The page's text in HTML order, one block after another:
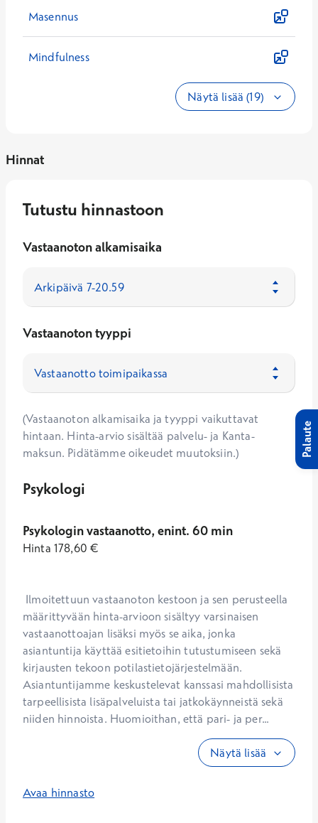
Masennus
Mindfulness
Näytä lisää (19)
Hinnat
Tutustu hinnastoon
Vastaanoton alkamisaika
Vastaanoton tyyppi
(Vastaanoton alkamisaika ja tyyppi vaikuttavat
hintaan. Hinta-arvio sisältää palvelu- ja Kanta-
maksun. Pidätämme oikeudet muutoksiin.)
Psykologi
Psykologin vastaanotto, enint. 60 min
Hinta 178,60 €
määrittyvään hinta-arvioon sisältyy varsinaisen
vastaanottoajan lisäksi myös se aika, jonka
asiantuntija käyttää esitietoihin tutustumiseen sekä
kirjausten tekoon potilastietojärjestelmään.
Asiantuntijamme keskustelevat kanssasi mahdollisista
tarpeellisista lisäpalveluista tai jatkokäynneistä sekä
niiden hinnoista. Huomioithan, että pari- ja per...
Näytä lisää
Avaa hinnasto
Palaute